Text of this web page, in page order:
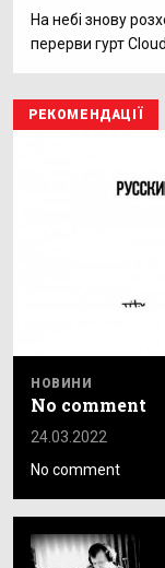
На небі знову
перерви гурт
РЕКОМЕНДАЦІЇ
НОВИНИ
No comment
24.03.2022
No comment